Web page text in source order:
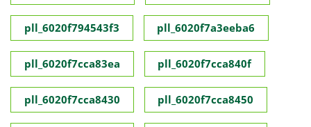
pll_6020f794543f3 pll_6020f7a3eeba6
pll_6020f7cca83ea pll_6020f7cca840f
pll_6020f7cca8430 pll_6020f7cca8450